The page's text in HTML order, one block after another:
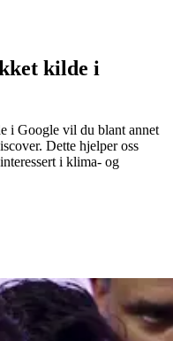
kilde i
i Google vil du blant annet
Dette hjelper oss
i klima- og